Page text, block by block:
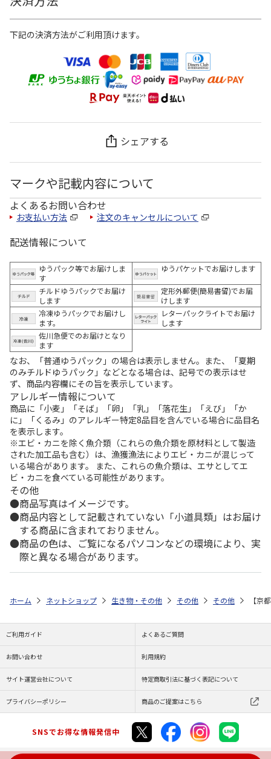
下記の決済方法がご利用頂けます。
シェアする
マークや記載内容について
よくあるお問い合わせ
お支払い方法 注文のキャンセルについて
配送情報について
ゆうパック等でお届けしま
す
ゆうパケットでお届けします
チルドゆうパックでお届け
します
定形外郵便(簡易書留)でお届
けします
冷凍ゆうパックでお届けし
ます。
レターパックライトでお届け
します
佐川急便でのお届けとなり
ます
なお、「普通ゆうパック」の場合は表示しません。また、「夏期
のみチルドゆうパック」などとなる場合は、記号での表示はせ
ず、商品内容欄にその旨を表示しています。
アレルギー情報について
商品に「小麦」「そば」「卵」「乳」「落花生」「えび」「か
に」「くるみ」のアレルギー特定8品目を含んでいる場合に品目名
を表示します。
※エビ・カニを除く魚介類（これらの魚介類を原材料として製造
された加工品も含む）は、漁獲漁法によりエビ・カニが混じって
いる場合があります。 また、これらの魚介類は、エサとしてエ
ビ・カニを食べている可能性があります。
その他
商品写真はイメージです。
商品内容として記載されていない「小道具類」はお届け
する商品に含まれておりません。
商品の色は、ご覧になるパソコンなどの環境により、実
際と異なる場合があります。
ホーム ネットショップ 生き物・その他 その他 その他 【京
ご利用ガイド よくあるご質問
お問い合わせ 利用規約
サイト運営会社について 特定商取引法に基づく表記について
プライバシーポリシー 商品のご提案はこちら
SNSでお得な情報発信中